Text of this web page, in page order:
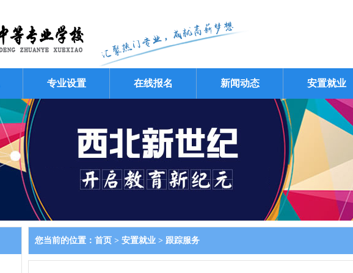
专业设置 在线报名 新闻动态 安置就业
您当前的位置： 首页 > 安置就业 > 跟踪服务